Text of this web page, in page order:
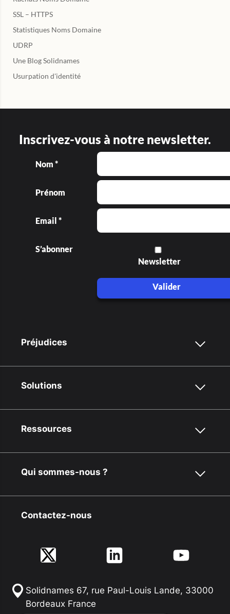
SSL – HTTPS
Statistiques Noms Domaine
UDRP
Une Blog Solidnames
Usurpation d'identité
Inscrivez-vous à notre newsletter.
Nom *
Prénom
Email *
S’abonner
Newsletter
Valider
Préjudices
Solutions
Ressources
Qui sommes-nous ?
Contactez-nous
Solidnames 67, rue Paul-Louis Lande, 33000
Bordeaux France